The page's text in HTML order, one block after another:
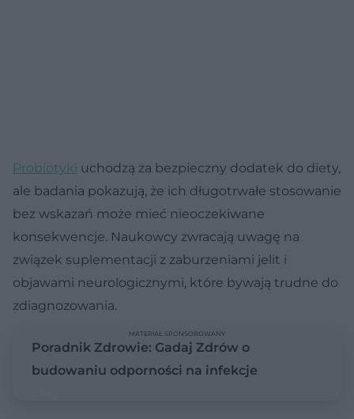
Probiotyki uchodzą za bezpieczny dodatek do diety,
ale badania pokazują, że ich długotrwałe stosowanie
bez wskazań może mieć nieoczekiwane
konsekwencje. Naukowcy zwracają uwagę na
związek suplementacji z zaburzeniami jelit i
objawami neurologicznymi, które bywają trudne do
zdiagnozowania.
Poradnik Zdrowie: Gadaj Zdrów o
budowaniu odporności na infekcje
MATERIAŁ SPONSOROWANY